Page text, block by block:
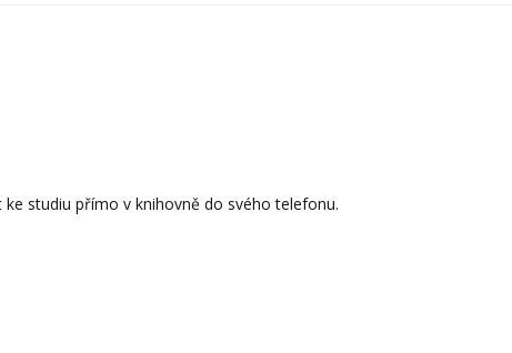
ke studiu přímo v knihovně do svého telefonu.